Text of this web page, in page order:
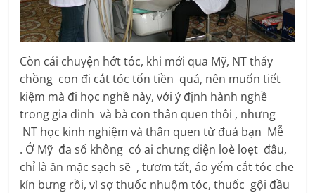
Còn cái chuyện hớt tóc, khi mới qua Mỹ, NT thấy
chồng con đi cắt tóc tốn tiền quá, nên muốn tiết
kiệm mà đi học nghề này, với ý định hành nghề
trong gia đinh và bà con thân quen thôi , nhưng
NT học kinh nghiệm và thân quen từ đuá bạn Mễ
. Ở Mỹ đa số không có ai chưng diện loè loẹt đâu,
chỉ là ăn mặc sạch sẽ , tươm tất, áo yếm cắt tóc che
kín bưng rồi, vì sợ thuốc nhuộm tóc, thuốc gội đầu